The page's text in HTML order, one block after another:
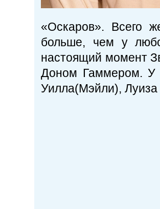
«Оскаров». Всего
больше, чем у
настоящий момент
Доном Гаммером. У
Уилла(Мэйли), Луиза